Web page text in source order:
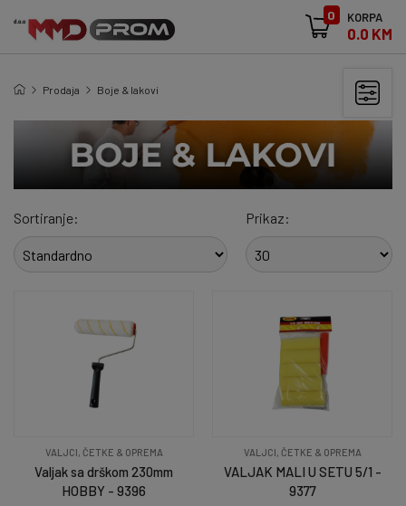
0 KORPA
0.0 KM
Prodaja Boje & lakovi
Sortiranje: Prikaz:
VALJCI, ČETKE & OPREMA
Valjak sa drškom 230mm
HOBBY - 9396
VALJCI, ČETKE & OPREMA
VALJAK MALI U SETU 5/1 -
9377